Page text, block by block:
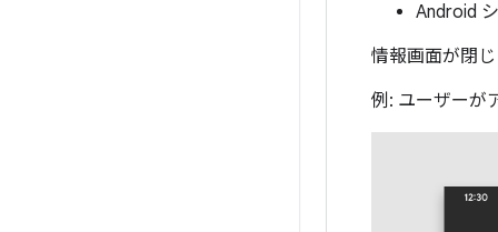
Android
情報画面が閉
例: ユーザーが